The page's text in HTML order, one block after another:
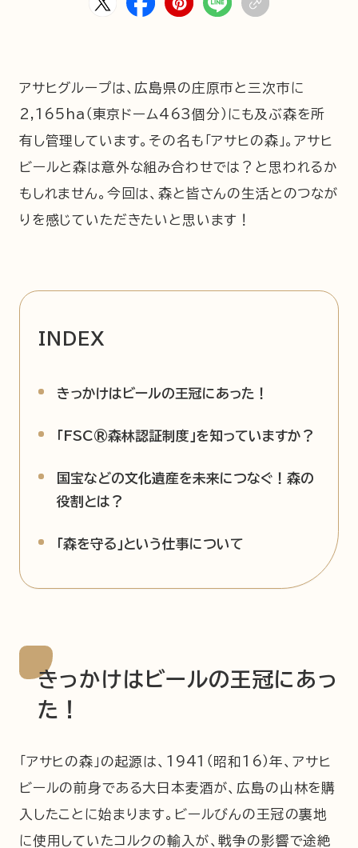
公式Xアカウント
アサヒグループ公式チャンネル
プライバシーポリシー 推奨環境
アサヒグループは、広島県の庄原市と三次市に
2,165ha（東京ドーム463個分）にも及ぶ森を所
有し管理しています。その名も「アサヒの森」。アサヒ
ビールと森は意外な組み合わせでは？と思われるか
もしれません。今回は、森と皆さんの生活とのつなが
りを感じていただきたいと思います！
INDEX
きっかけはビールの王冠にあった！
「FSC®森林認証制度」を知っていますか？
国宝などの文化遺産を未来につなぐ！森の
役割とは？
「森を守る」という仕事について
きっかけはビールの王冠にあっ
た！
「アサヒの森」の起源は、1941（昭和16）年、アサヒ
ビールの前身である大日本麦酒が、広島の山林を購
入したことに始まります。ビールびんの王冠の裏地
に使用していたコルクの輸入が、戦争の影響で途絶